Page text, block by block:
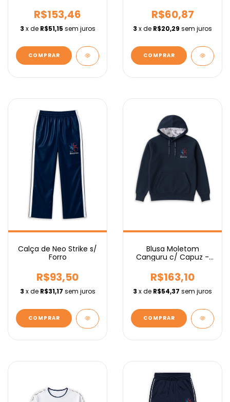
R$153,46
3 x de R$51,15 sem juros
COMPRAR
R$60,87
3 x de R$20,29 sem juros
COMPRAR
Calça de Neo Strike s/
Forro
R$93,50
3 x de R$31,17 sem juros
COMPRAR
Blusa Moletom
Canguru c/ Capuz -
R$163,10
3 x de R$54,37 sem juros
COMPRAR